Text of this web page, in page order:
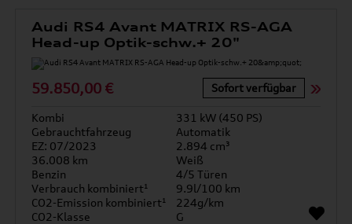
Audi RS4 Avant MATRIX RS-AGA
Head-up Optik-schw.+ 20"
59.850,00 € Sofort verfügbar
Kombi
331 kW (450 PS)
Gebrauchtfahrzeug
Automatik
EZ: 07/2023
2.894 cm³
36.008 km
Weiß
Benzin
4/5 Türen
Verbrauch kombiniert¹
9.9l/100 km
CO2-Emission kombiniert¹
224g/km
CO2-Klasse
G